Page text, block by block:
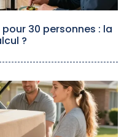
30 personnes : la
?